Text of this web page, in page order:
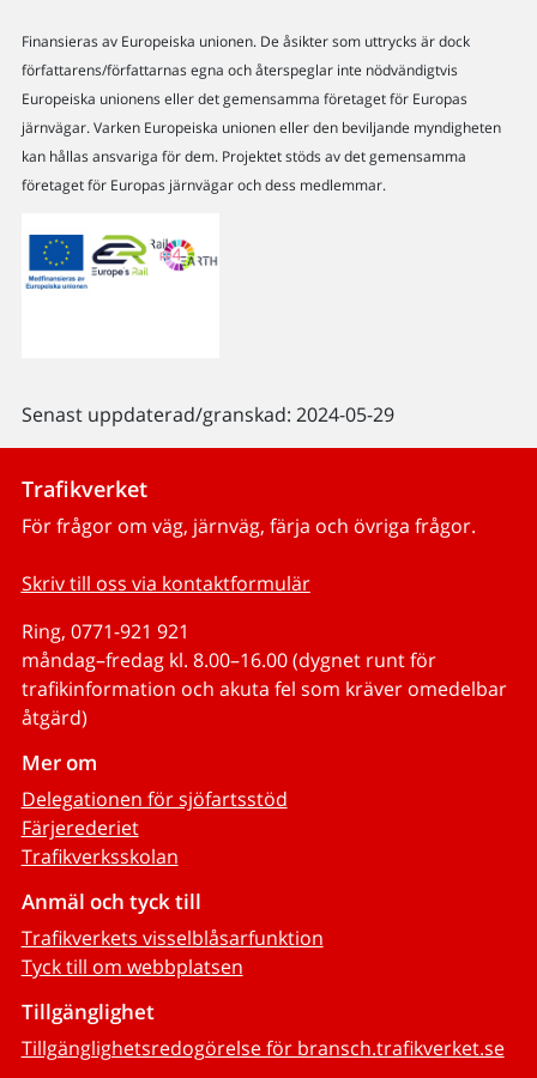
Finansieras av Europeiska unionen. De åsikter som uttrycks är dock
författarens/författarnas egna och återspeglar inte nödvändigtvis
Europeiska unionens eller det gemensamma företaget för Europas
järnvägar. Varken Europeiska unionen eller den beviljande myndigheten
kan hållas ansvariga för dem. Projektet stöds av det gemensamma
företaget för Europas järnvägar och dess medlemmar.
Senast uppdaterad/granskad: 2024-05-29
Trafikverket
För frågor om väg, järnväg, färja och övriga frågor.
Skriv till oss via kontaktformulär
Ring, 0771-921 921
måndag–fredag kl. 8.00–16.00 (dygnet runt för
trafikinformation och akuta fel som kräver omedelbar
åtgärd)
Mer om
Delegationen för sjöfartsstöd
Färjerederiet
Trafikverksskolan
Anmäl och tyck till
Trafikverkets visselblåsarfunktion
Tyck till om webbplatsen
Tillgänglighet
Tillgänglighetsredogörelse för bransch.trafikverket.se